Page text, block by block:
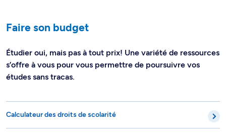
Faire son budget
Étudier oui, mais pas à tout prix! Une variété de ressources
s’offre à vous pour vous permettre de poursuivre vos
études sans tracas.
Calculateur des droits de scolarité